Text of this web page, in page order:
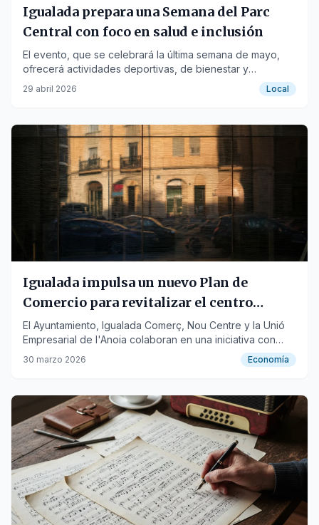
Igualada prepara una Semana del Parc
Central con foco en salud e inclusión
El evento, que se celebrará la última semana de mayo,
ofrecerá actividades deportivas, de bienestar y
educativas para todos los públicos.
29 abril 2026 Local
Igualada impulsa un nuevo Plan de
Comercio para revitalizar el centro
urbano
El Ayuntamiento, Igualada Comerç, Nou Centre y la Unió
Empresarial de l'Anoia colaboran en una iniciativa con
300.000 euros de presupuesto inicial.
30 marzo 2026 Economía